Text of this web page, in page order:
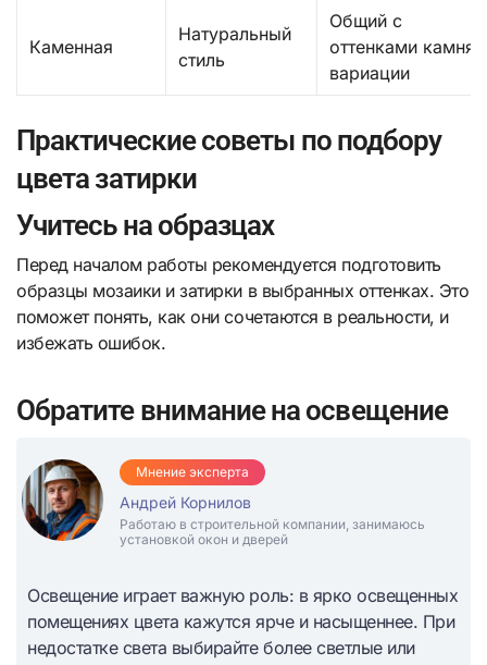
Каменная
Натуральный
стиль
Общий с
оттенками камня
вариации
Практические советы по подбору
цвета затирки
Учитесь на образцах
Перед началом работы рекомендуется подготовить
образцы мозаики и затирки в выбранных оттенках. Это
поможет понять, как они сочетаются в реальности, и
избежать ошибок.
Обратите внимание на освещение
Мнение эксперта
Андрей Корнилов
Работаю в строительной компании, занимаюсь
установкой окон и дверей
Освещение играет важную роль: в ярко освещенных
помещениях цвета кажутся ярче и насыщеннее. При
недостатке света выбирайте более светлые или